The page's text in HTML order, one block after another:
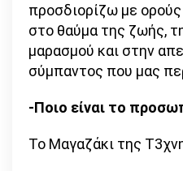
προσδιορίζω με
στο θαύμα της ζωής,
μαρασμού και στην
σύμπαντος που μας
-Ποιο είναι το
Το Μαγαζάκι της